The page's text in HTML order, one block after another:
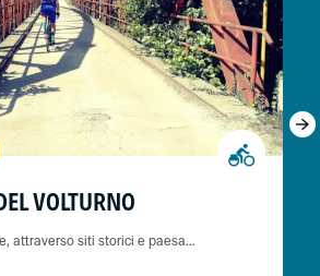
VOLTURNO
attraverso siti storici e paesa...